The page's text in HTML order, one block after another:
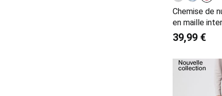
Chemise de
en maille
39,99 €